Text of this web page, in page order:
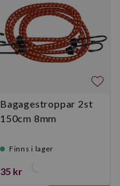
Bagagestroppar 2st
150cm 8mm
Finns i lager
35 kr